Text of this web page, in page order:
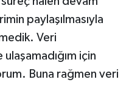
paylaşılmasıyla
Veri
için
Buna rağmen veri